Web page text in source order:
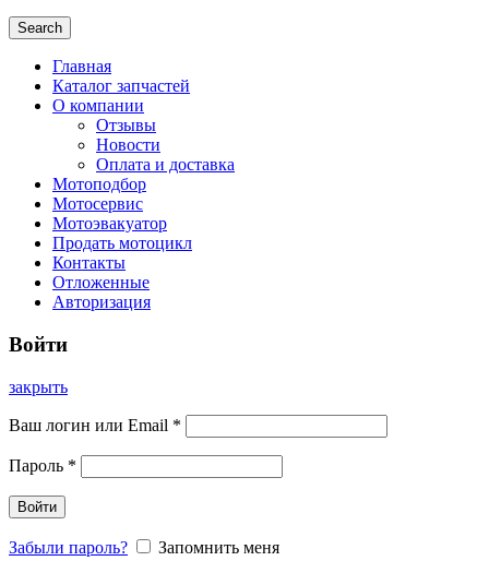
Search
Главная
Каталог запчастей
О компании
Отзывы
Новости
Оплата и доставка
Мотоподбор
Мотосервис
Мотоэвакуатор
Продать мотоцикл
Контакты
Отложенные
Авторизация
Войти
закрыть
Ваш логин или Email *
Пароль *
Войти
Забыли пароль?
Запомнить меня